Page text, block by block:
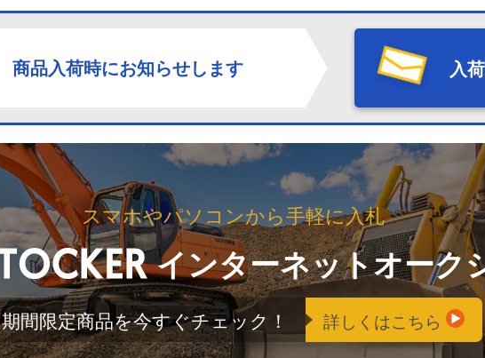
商品入荷時にお知らせします 入
スマホやパソコンから手軽に入札
インターネットオーク
期間限定商品を今すぐチェック！ 詳しくはこちら